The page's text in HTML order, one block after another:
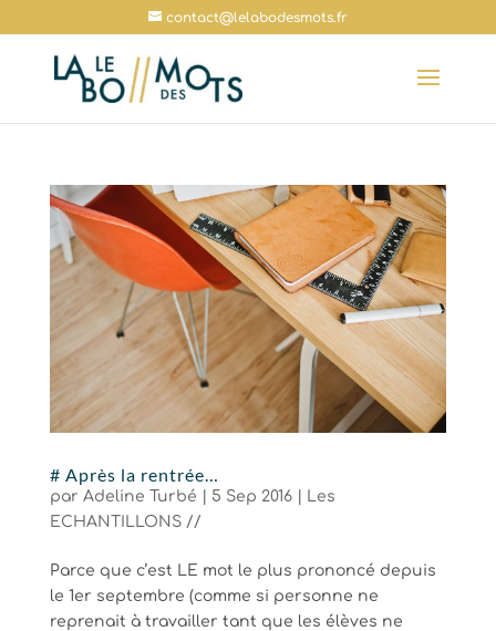
contact@lelabodesmots.fr
# Après la rentrée…
par Adeline Turbé 5 Sep 2016|
Les
ECHANTILLONS //
Parce que c’est LE mot le plus prononcé depuis
le 1er septembre (comme si personne ne
reprenait à travailler tant que les élèves ne